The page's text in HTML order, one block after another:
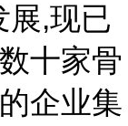
展,现已
十家骨
企业集